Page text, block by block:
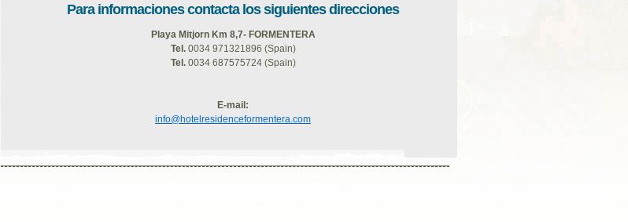
Para informaciones contacta los siguientes direcciones
Playa Mitjorn Km 8,7- FORMENTERA
Tel.0034 971321896 (Spain)
Tel.0034 687575724 (Spain)
E-mail:
info@hotelresidenceformentera.com